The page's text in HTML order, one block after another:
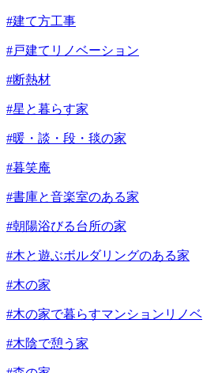
#建て方工事
#戸建てリノベーション
#断熱材
#星と暮らす家
#暖・談・段・毯の家
#暮笑庵
#書庫と音楽室のある家
#朝陽浴びる台所の家
#木と遊ぶボルダリングのある家
#木の家
#木の家で暮らすマンションリノベ
#木陰で憩う家